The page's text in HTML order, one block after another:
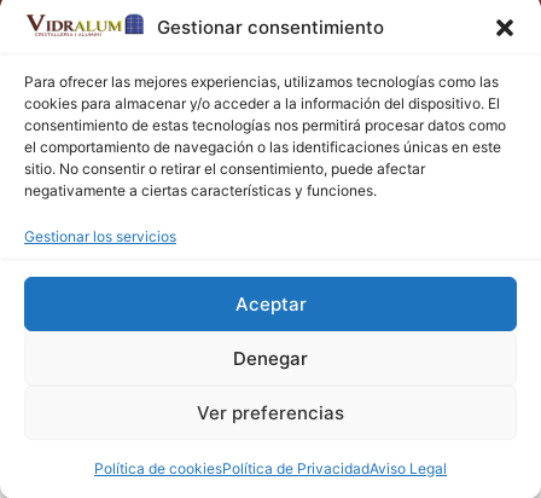
Gestionar consentimiento
Para ofrecer las mejores experiencias, utilizamos tecnologías como las
cookies para almacenar y/o acceder a la información del dispositivo. El
consentimiento de estas tecnologías nos permitirá procesar datos como
el comportamiento de navegación o las identificaciones únicas en este
sitio. No consentir o retirar el consentimiento, puede afectar
negativamente a ciertas características y funciones.
Gestionar los servicios
Aceptar
Denegar
Ver preferencias
Política de cookiesPolítica de PrivacidadAviso Legal
Aluminios en La Pineda
Contacto
vidralum.com
vidralumcambrils@hotmail.com
977 795 805
679 97 09 46
Política de Privacidad
Cookies
Diseño webPCHOUSE